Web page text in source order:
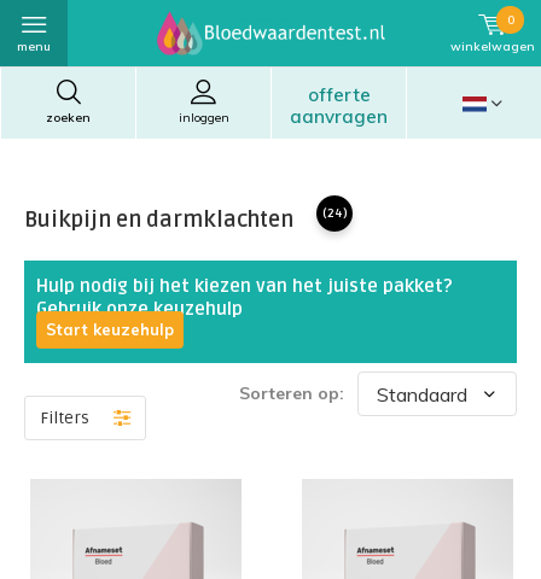
zoeken
offerte
aanvragen
inloggen
menu winkelwagen
0
Buikpijn en darmklachten (24)
Hulp nodig bij het kiezen van het juiste pakket?
Gebruik onze keuzehulp
Start keuzehulp
Filters
Sorteren op: